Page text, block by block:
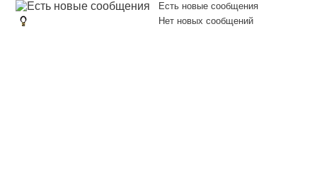
Есть новые сообщения
Нет новых сообщений